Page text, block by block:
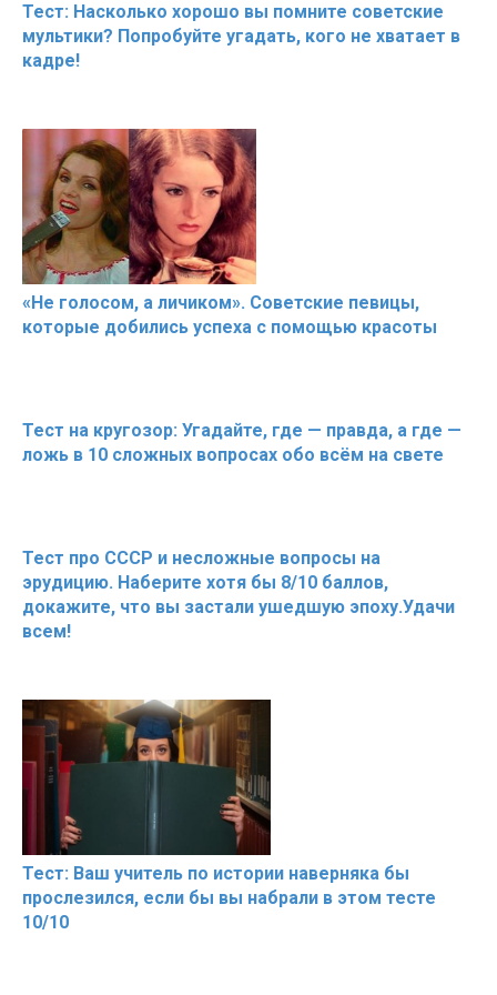
Тест: Насколько хорошо вы помните советские
мультики? Попробуйте угадать, кого не хватает в
кадре!
«Не голосом, а личиком». Советские певицы,
которые добились успеха с помощью красоты
Тест на кругозор: Угадайте, где — правда, а где —
ложь в 10 сложных вопросах обо всём на свете
Тест про СССР и несложные вопросы на
эрудицию. Наберите хотя бы 8/10 баллов,
докажите, что вы застали ушедшую эпоху.Удачи
всем!
Тест: Ваш учитель по истории наверняка бы
прослезился, если бы вы набрали в этом тесте
10/10